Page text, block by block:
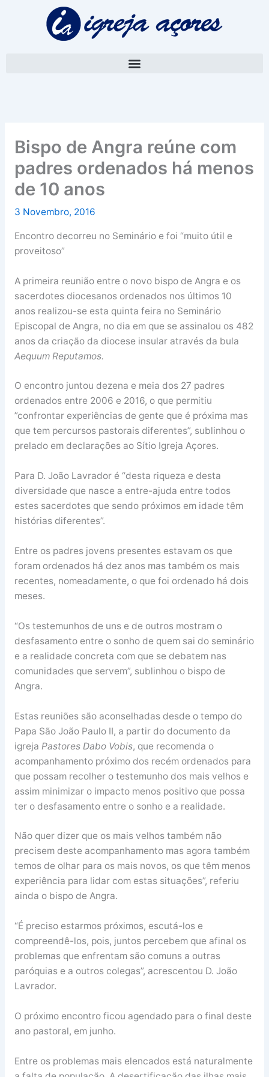
Bispo de Angra reúne com
padres ordenados há menos
de 10 anos
3 Novembro, 2016
Encontro decorreu no Seminário e foi “muito útil e
proveitoso”
A primeira reunião entre o novo bispo de Angra e os
sacerdotes diocesanos ordenados nos últimos 10
anos realizou-se esta quinta feira no Seminário
Episcopal de Angra, no dia em que se assinalou os 482
anos da criação da diocese insular através da bula
Aequum Reputamos.
O encontro juntou dezena e meia dos 27 padres
ordenados entre 2006 e 2016, o que permitiu
”confrontar experiências de gente que é próxima mas
que tem percursos pastorais diferentes”, sublinhou o
prelado em declarações ao Sítio Igreja Açores.
Para D. João Lavrador é “desta riqueza e desta
diversidade que nasce a entre-ajuda entre todos
estes sacerdotes que sendo próximos em idade têm
histórias diferentes”.
Entre os padres jovens presentes estavam os que
foram ordenados há dez anos mas também os mais
recentes, nomeadamente, o que foi ordenado há dois
meses.
“Os testemunhos de uns e de outros mostram o
desfasamento entre o sonho de quem sai do seminário
e a realidade concreta com que se debatem nas
comunidades que servem”, sublinhou o bispo de
Angra.
Estas reuniões são aconselhadas desde o tempo do
Papa São João Paulo II, a partir do documento da
igreja Pastores Dabo Vobis, que recomenda o
acompanhamento próximo dos recém ordenados para
que possam recolher o testemunho dos mais velhos e
assim minimizar o impacto menos positivo que possa
ter o desfasamento entre o sonho e a realidade.
Não quer dizer que os mais velhos também não
precisem deste acompanhamento mas agora também
temos de olhar para os mais novos, os que têm menos
experiência para lidar com estas situações”, referiu
ainda o bispo de Angra.
“É preciso estarmos próximos, escutá-los e
compreendê-los, pois, juntos percebem que afinal os
problemas que enfrentam são comuns a outras
paróquias e a outros colegas”, acrescentou D. João
Lavrador.
O próximo encontro ficou agendado para o final deste
ano pastoral, em junho.
Entre os problemas mais elencados está naturalmente